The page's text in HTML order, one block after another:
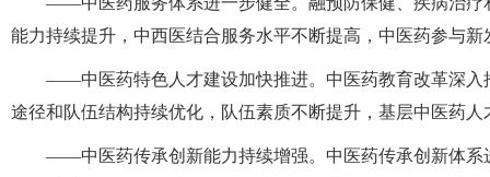
能力持续提升，中西医结合服务水平不断提高，中医药参与
——中医药特色人才建设加快推进。中医药教育改革深入
途径和队伍结构持续优化，队伍素质不断提升，基层中医药
——中医药传承创新能力持续增强。中医药传承创新体系